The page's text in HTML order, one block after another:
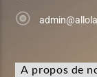
A propos de